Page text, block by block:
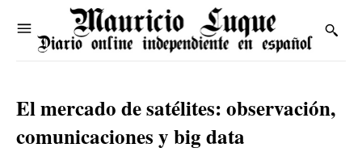
El mercado de satélites: observación,
comunicaciones y big data